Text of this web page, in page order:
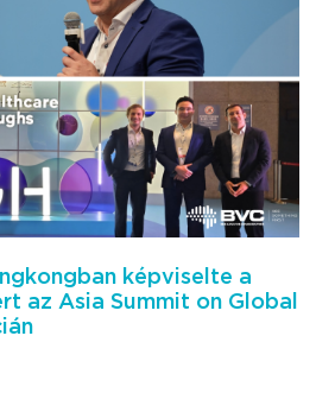
képviselte a
az Asia Summit on Global